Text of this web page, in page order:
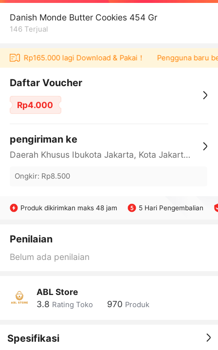
Danish Monde Butter Cookies 454 Gr
146 Terjual
Rp165.000 lagi Download & Pakai！ Pengguna baru
Daftar Voucher
Rp4.000
pengiriman ke
Daerah Khusus Ibukota Jakarta, Kota Jakarta Barat, Cengkareng, yy
Ongkir: Rp8.500
Produk dikirimkan maks 48 jam 5 Hari Pengembalian
Penilaian
Belum ada penilaian
ABL Store
3.8 Rating Toko 970 Produk
Spesifikasi